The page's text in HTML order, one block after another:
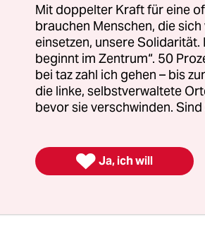
das Lebensgefühl
Mit doppelter Kraft für eine
brauchen Menschen, die
einsetzen, unsere
beginnt im Zentrum“. 50
bei taz zahl ich gehen – bis
die linke, selbstverwaltete
bevor sie verschwinden.
 Ja, ich will